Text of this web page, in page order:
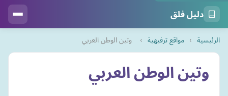
دليل فلق
الرئيسية › مواقع ترفيهية › وتين الوطن العربي
وتين الوطن العربي